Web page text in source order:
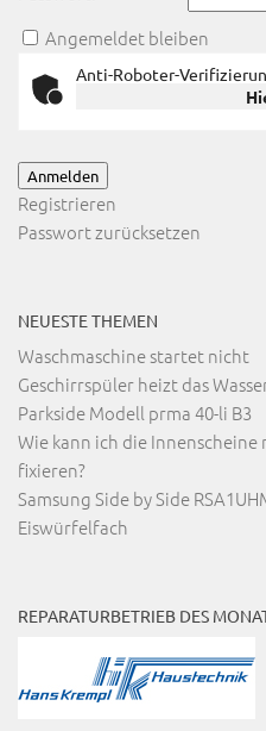
Angemeldet bleiben
Anti-Roboter-
Anmelden
Registrieren
Passwort zurücksetzen
NEUESTE THEMEN
Waschmaschine startet nicht
Geschirrspüler heizt das
Parkside Modell prma 40-li B3
Wie kann ich die
fixieren?
Samsung Side by Side
Eiswürfelfach
REPARATURBETRIEB DES